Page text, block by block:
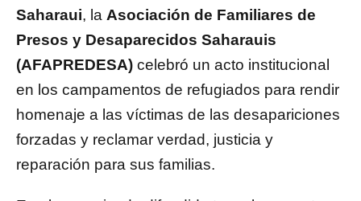
Saharaui, la Asociación de Familiares de
Presos y Desaparecidos Saharauis
(AFAPREDESA) celebró un acto institucional
en los campamentos de refugiados para rendir
homenaje a las víctimas de las desapariciones
forzadas y reclamar verdad, justicia y
reparación para sus familias.